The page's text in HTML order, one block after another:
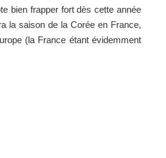
bien frapper fort dès cette année
la saison de la Corée en France,
(la France étant évidemment